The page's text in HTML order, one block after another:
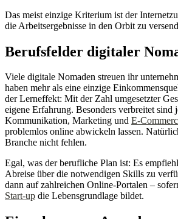
Das meist einzige Kriterium ist der
die Arbeitsergebnisse in den Orbit zu
Berufsfelder digitaler
Viele digitale Nomaden streuen ihr
haben mehr als eine einzige
der Lerneffekt: Mit der Zahl umgesetzter
eigene Erfahrung. Besonders verbreitet sind
Kommunikation, Marketing und E-
problemlos online abwickeln lassen.
Branche nicht fehlen.
Egal, was der berufliche Plan ist: Es
Abreise über die notwendigen Skills zu
dann auf zahlreichen Online-Portalen –
Start-up die Lebensgrundlage bildet.